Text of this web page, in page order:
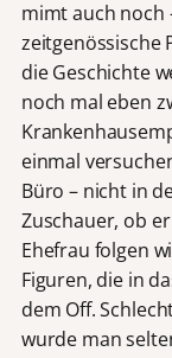
mimt auch noch
zeitgenössische
die Geschichte
noch mal eben
einmal
Büro – nicht in
Zuschauer, ob
Ehefrau folgen
Figuren, die in
dem Off.
wurde man